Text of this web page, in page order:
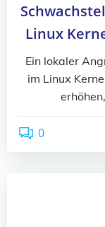
Linux
Ein lokaler
im Linux
0